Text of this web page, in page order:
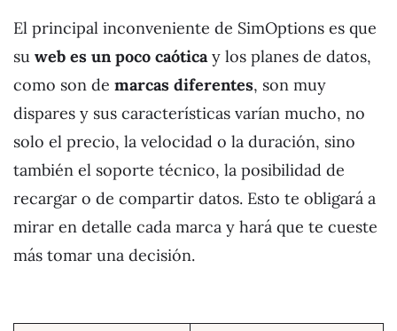
El principal inconveniente de SimOptions es que
su web es un poco caóticay los planes de datos,
como son de marcas diferentes, son muy
dispares y sus características varían mucho, no
solo el precio, la velocidad o la duración, sino
también el soporte técnico, la posibilidad de
recargar o de compartir datos. Esto te obligará a
mirar en detalle cada marca y hará que te cueste
más tomar una decisión.